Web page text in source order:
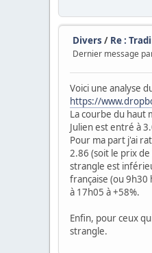
Divers / Re :
Dernier message
Voici une analyse
https://
La courbe du haut
Julien est entré à
Pour ma part j'ai
2.86 (soit le prix
strangle est
française (ou 9h30
à 17h05 à +58%.
Enfin, pour ceux
strangle.